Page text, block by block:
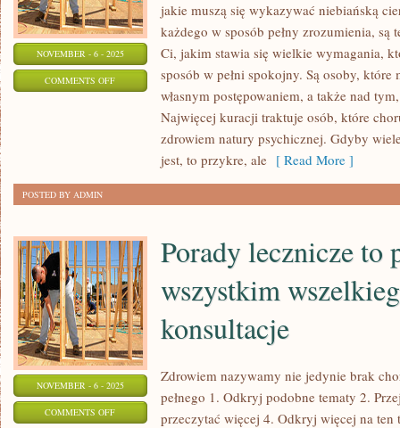
NOVEMBER - 6 - 2025
COMMENTS OFFON
CHORUJEMY?
jakie muszą się wykazywać niebiańską
każdego w sposób pełny zrozumienia, są
Ci, jakim stawia się wielkie wymagania,
sposób w pełni spokojny. Są osoby, które
własnym postępowaniem, a także nad
Najwięcej kuracji traktuje osób, które
zdrowiem natury psychicznej. Gdyby
jest, to przykre, ale [ Read More ]
POSTED BY ADMIN
NOVEMBER - 6 - 2025
COMMENTS OFFON
Porady lecznicze to
wszystkim
konsultacje
Zdrowiem nazywamy nie jedynie brak
pełnego 1. Odkryj podobne tematy 2.
przeczytać więcej 4. Odkryj więcej na